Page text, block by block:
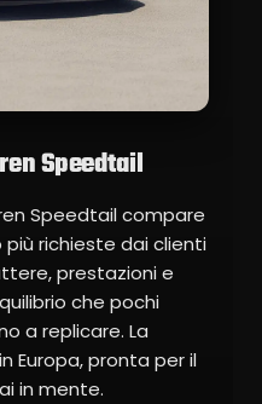
Speedtail
Speedtail compare
richieste dai clienti
prestazioni e
che pochi
a replicare. La
Europa, pronta per il
in mente.